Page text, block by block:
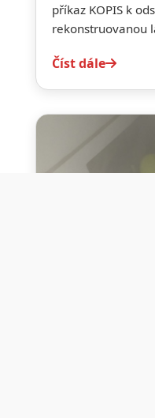
příkaz KOPIS k
rekonstruovanou
Číst dále